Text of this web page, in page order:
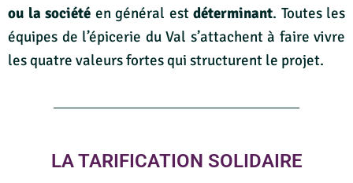
ou la société en général est déterminant. Toutes les
équipes de l’épicerie du Val s’attachent à faire vivre
les quatre valeurs fortes qui structurent le projet.
LA TARIFICATION SOLIDAIRE